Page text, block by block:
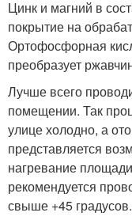
Цинк и магний в
покрытие на
Ортофосфорная
преобразует
Лучше всего
помещении. Так
улице холодно, а
представляется
нагревание
рекомендуется
свыше +45 градусов.